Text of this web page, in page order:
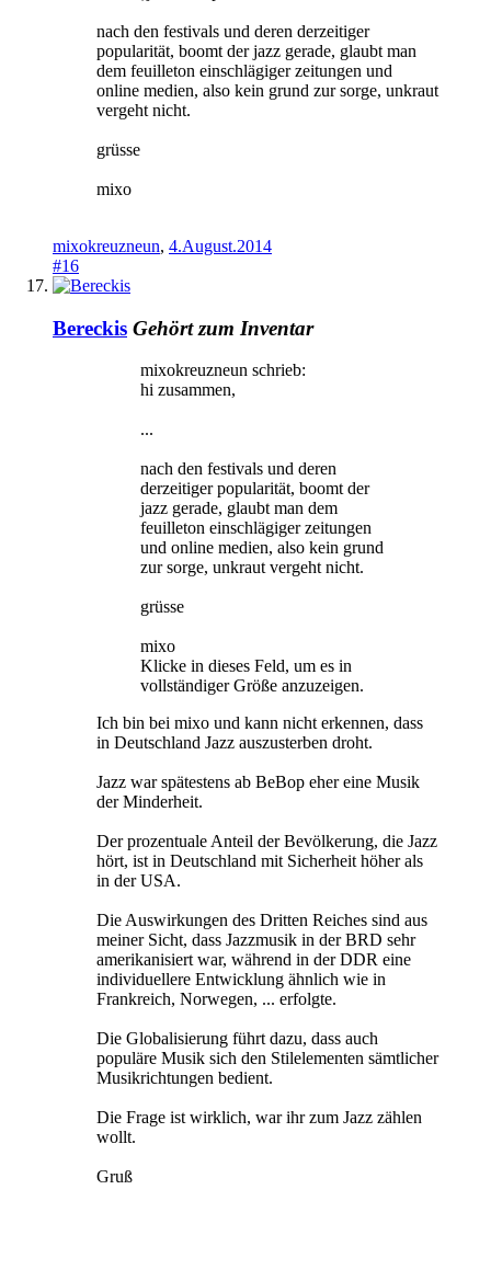
nach den festivals und deren derzeitiger
popularität, boomt der jazz gerade, glaubt man
dem feuilleton einschlägiger zeitungen und
online medien, also kein grund zur sorge, unkraut
vergeht nicht.
grüsse
mixo
mixokreuzneun, 4.August.2014
#16
Bereckis Gehört zum Inventar
mixokreuzneun schrieb:
hi zusammen,
...
nach den festivals und deren
derzeitiger popularität, boomt der
jazz gerade, glaubt man dem
feuilleton einschlägiger zeitungen
und online medien, also kein grund
zur sorge, unkraut vergeht nicht.
grüsse
mixo
Klicke in dieses Feld, um es in
vollständiger Größe anzuzeigen.
Ich bin bei mixo und kann nicht erkennen, dass
in Deutschland Jazz auszusterben droht.
Jazz war spätestens ab BeBop eher eine Musik
der Minderheit.
Der prozentuale Anteil der Bevölkerung, die Jazz
hört, ist in Deutschland mit Sicherheit höher als
in der USA.
Die Auswirkungen des Dritten Reiches sind aus
meiner Sicht, dass Jazzmusik in der BRD sehr
amerikanisiert war, während in der DDR eine
individuellere Entwicklung ähnlich wie in
Frankreich, Norwegen, ... erfolgte.
Die Globalisierung führt dazu, dass auch
populäre Musik sich den Stilelementen sämtlicher
Musikrichtungen bedient.
Die Frage ist wirklich, war ihr zum Jazz zählen
wollt.
Gruß